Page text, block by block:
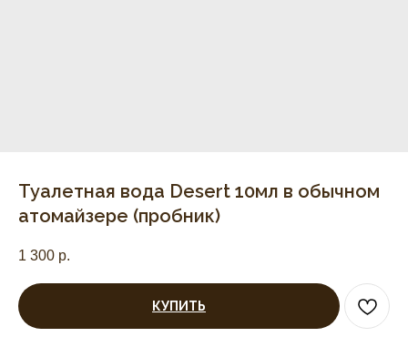
Туалетная вода Desert 10мл в обычном
атомайзере (пробник)
1 300 р.
КУПИТЬ